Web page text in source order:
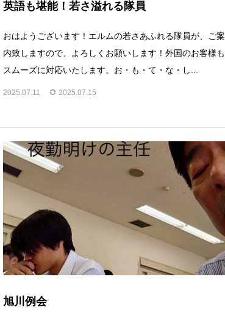
英語も堪能！若さ溢れる隊員
おはようございます！エルムの若さあふれる隊員が、ご案
内致しますので、よろしくお願いします！外国のお客様も
スムーズに対応いたします。お・も・て・な・し...
2025.07.11 2025.07.15
旭川例会